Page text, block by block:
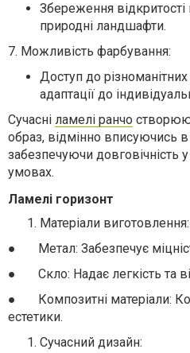
Збереження
природні ландшафти.
7. Можливість фарбування:
Доступ до
адаптації до
Сучасні ламелі ранчо
образ, відмінно вписуючись
забезпечуючи довговічність
умовах.
Ламелі горизонт
Матеріали виготовлення:
●
Метал: Забезпечує
●
Скло: Надає легкість та
●
Композитні матеріали:
естетики.
Сучасний дизайн: